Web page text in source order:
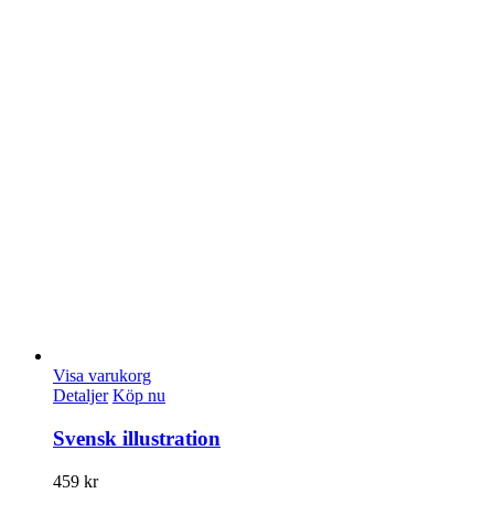
Visa varukorg
Detaljer Köp nu
Svensk illustration
459 kr